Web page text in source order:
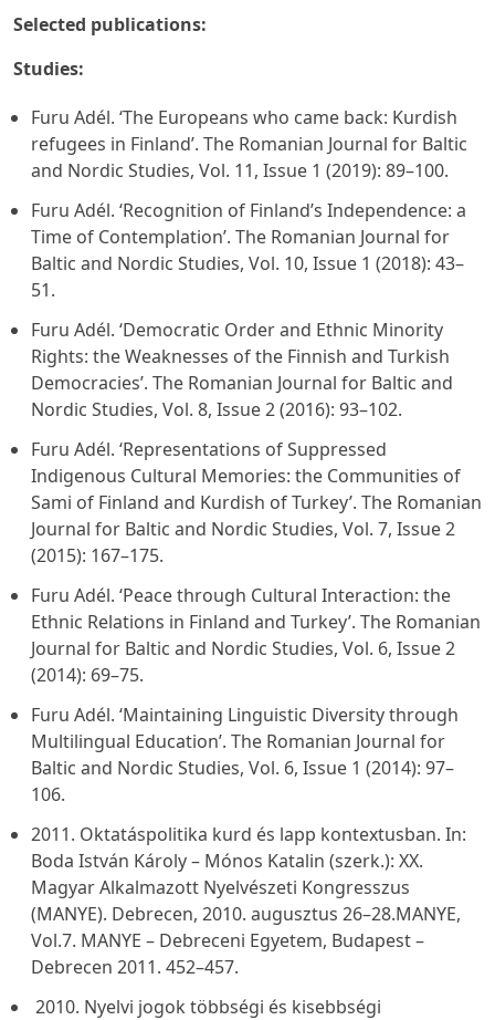
Selected publications:
Studies:
Furu Adél. ‘The Europeans who came back: Kurdish
refugees in Finland’. The Romanian Journal for Baltic
and Nordic Studies, Vol. 11, Issue 1 (2019): 89–100.
Furu Adél. ‘Recognition of Finland’s Independence: a
Time of Contemplation’. The Romanian Journal for
Baltic and Nordic Studies, Vol. 10, Issue 1 (2018): 43–
51.
Furu Adél. ‘Democratic Order and Ethnic Minority
Rights: the Weaknesses of the Finnish and Turkish
Democracies’. The Romanian Journal for Baltic and
Nordic Studies, Vol. 8, Issue 2 (2016): 93–102.
Furu Adél. ‘Representations of Suppressed
Indigenous Cultural Memories: the Communities of
Sami of Finland and Kurdish of Turkey’. The Romanian
Journal for Baltic and Nordic Studies, Vol. 7, Issue 2
(2015): 167–175.
Furu Adél. ‘Peace through Cultural Interaction: the
Ethnic Relations in Finland and Turkey’. The Romanian
Journal for Baltic and Nordic Studies, Vol. 6, Issue 2
(2014): 69–75.
Furu Adél. ‘Maintaining Linguistic Diversity through
Multilingual Education’. The Romanian Journal for
Baltic and Nordic Studies, Vol. 6, Issue 1 (2014): 97–
106.
2011. Oktatáspolitika kurd és lapp kontextusban. In:
Boda István Károly – Mónos Katalin (szerk.): XX.
Magyar Alkalmazott Nyelvészeti Kongresszus
(MANYE). Debrecen, 2010. augusztus 26–28.MANYE,
Vol.7. MANYE – Debreceni Egyetem, Budapest –
Debrecen 2011. 452–457.
2010. Nyelvi jogok többségi és kisebbségi